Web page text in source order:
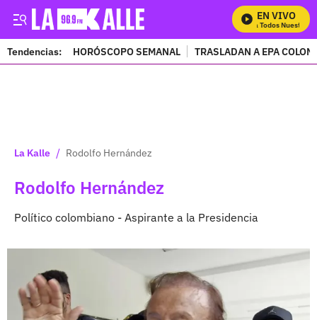
EN VIVO
Mira Todos Nuestros
Tendencias: HORÓSCOPO SEMANAL TRASLADAN A EPA
La Kalle / Rodolfo Hernández
Rodolfo Hernández
Político colombiano - Aspirante a la Presidencia